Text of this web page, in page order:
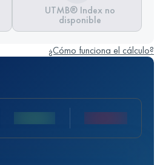
UTMB® Index no
disponible
¿Cómo funciona el cálculo?